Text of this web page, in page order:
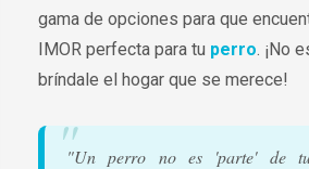
gama de opciones para que
IMOR perfecta para tu perro . ¡No
bríndale el hogar que se merece!
"Un perro no es 'parte' de